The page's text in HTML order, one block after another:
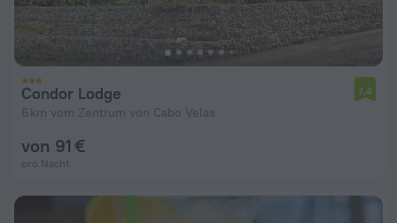
Condor Lodge
6 km vom Zentrum von Cabo Velas
7,4
von 91 €
pro Nacht